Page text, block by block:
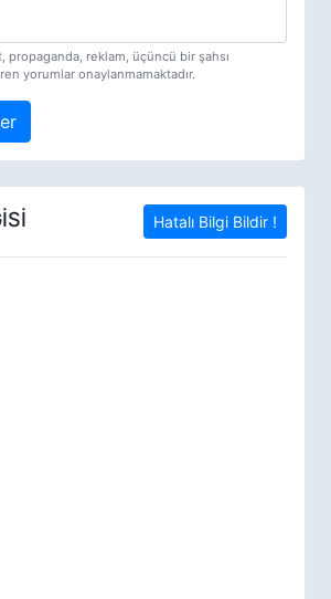
propaganda, reklam, üçüncü bir şahsı
yorumlar onaylanmamaktadır.
Hatalı Bilgi Bildir !